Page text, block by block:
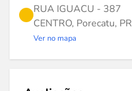
RUA IGUACU - 387
CENTRO, Porecatu, PR
Ver no mapa